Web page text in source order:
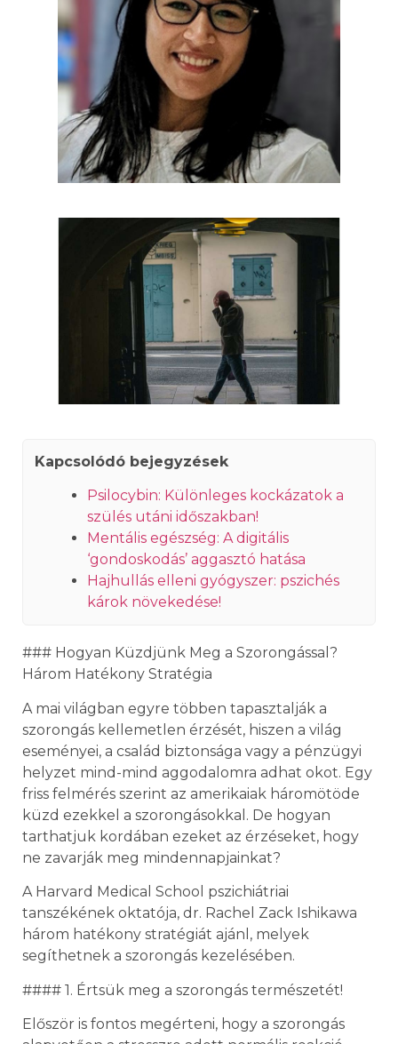
Kapcsolódó bejegyzések
Psilocybin: Különleges kockázatok a
szülés utáni időszakban!
Mentális egészség: A digitális
‘gondoskodás’ aggasztó hatása
Hajhullás elleni gyógyszer: pszichés
károk növekedése!
### Hogyan Küzdjünk Meg a Szorongással?
Három Hatékony Stratégia
A mai világban egyre többen tapasztalják a
szorongás kellemetlen érzését, hiszen a világ
eseményei, a család biztonsága vagy a pénzügyi
helyzet mind-mind aggodalomra adhat okot. Egy
friss felmérés szerint az amerikaiak háromötöde
küzd ezekkel a szorongásokkal. De hogyan
tarthatjuk kordában ezeket az érzéseket, hogy
ne zavarják meg mindennapjainkat?
A Harvard Medical School pszichiátriai
tanszékének oktatója, dr. Rachel Zack Ishikawa
három hatékony stratégiát ajánl, melyek
segíthetnek a szorongás kezelésében.
#### 1. Értsük meg a szorongás természetét!
Először is fontos megérteni, hogy a szorongás